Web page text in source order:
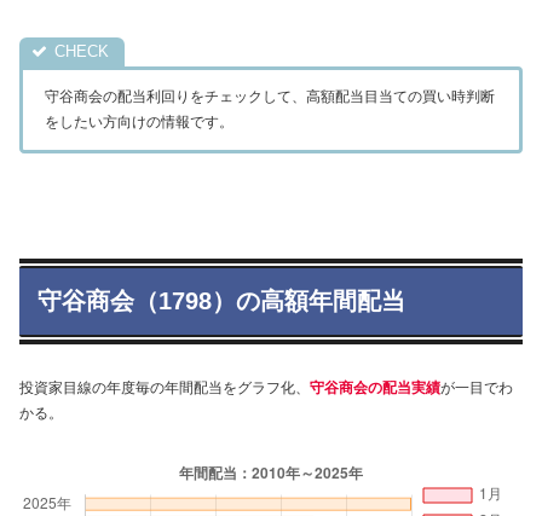
守谷商会の配当利回りをチェックして、高額配当目当ての買い時判断
をしたい方向けの情報です。
守谷商会（1798）の高額年間配当
投資家目線の年度毎の年間配当をグラフ化、 守谷商会の配当実績が一目でわ
かる。